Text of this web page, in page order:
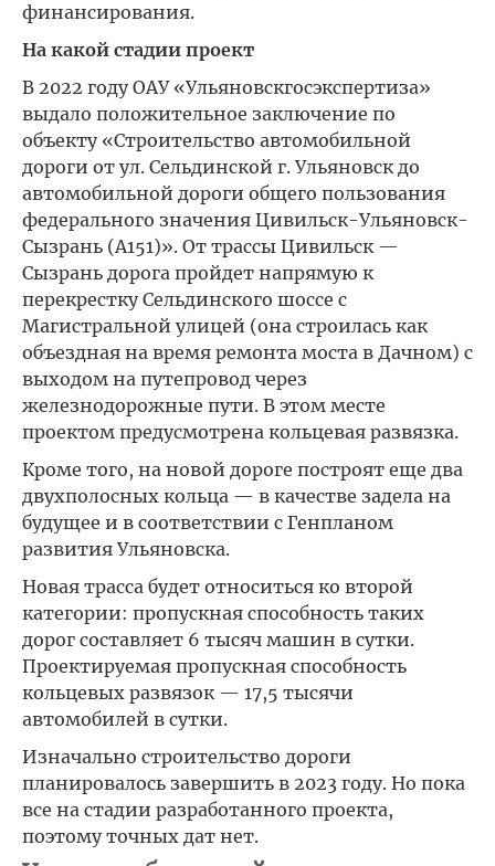
финансирования.
На какой стадии проект
В 2022 году ОАУ «Ульяновскгосэкспертиза»
выдало положительное заключение по
объекту «Строительство автомобильной
дороги от ул. Сельдинской г. Ульяновск до
автомобильной дороги общего пользования
федерального значения Цивильск-Ульяновск-
Сызрань (А151)». От трассы Цивильск —
Сызрань дорога пройдет напрямую к
перекрестку Сельдинского шоссе с
Магистральной улицей (она строилась как
объездная на время ремонта моста в Дачном) с
выходом на путепровод через
железнодорожные пути. В этом месте
проектом предусмотрена кольцевая развязка.
Кроме того, на новой дороге построят еще два
двухполосных кольца — в качестве задела на
будущее и в соответствии с Генпланом
развития Ульяновска.
Новая трасса будет относиться ко второй
категории: пропускная способность таких
дорог составляет 6 тысяч машин в сутки.
Проектируемая пропускная способность
кольцевых развязок — 17,5 тысячи
автомобилей в сутки.
Изначально строительство дороги
планировалось завершить в 2023 году. Но пока
все на стадии разработанного проекта,
поэтому точных дат нет.